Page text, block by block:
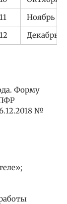
11
Ноябрь
12 Декабрь
Форму
№